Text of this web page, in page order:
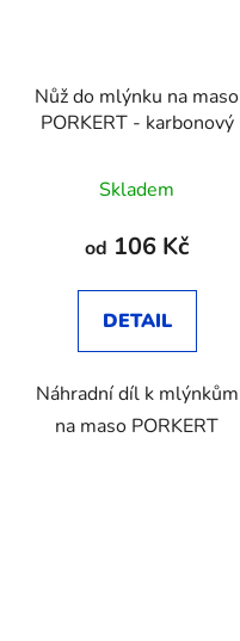
Nůž do mlýnku na maso
PORKERT - karbonový
Skladem
od 106 Kč
DETAIL
Náhradní díl k mlýnkům
na maso PORKERT